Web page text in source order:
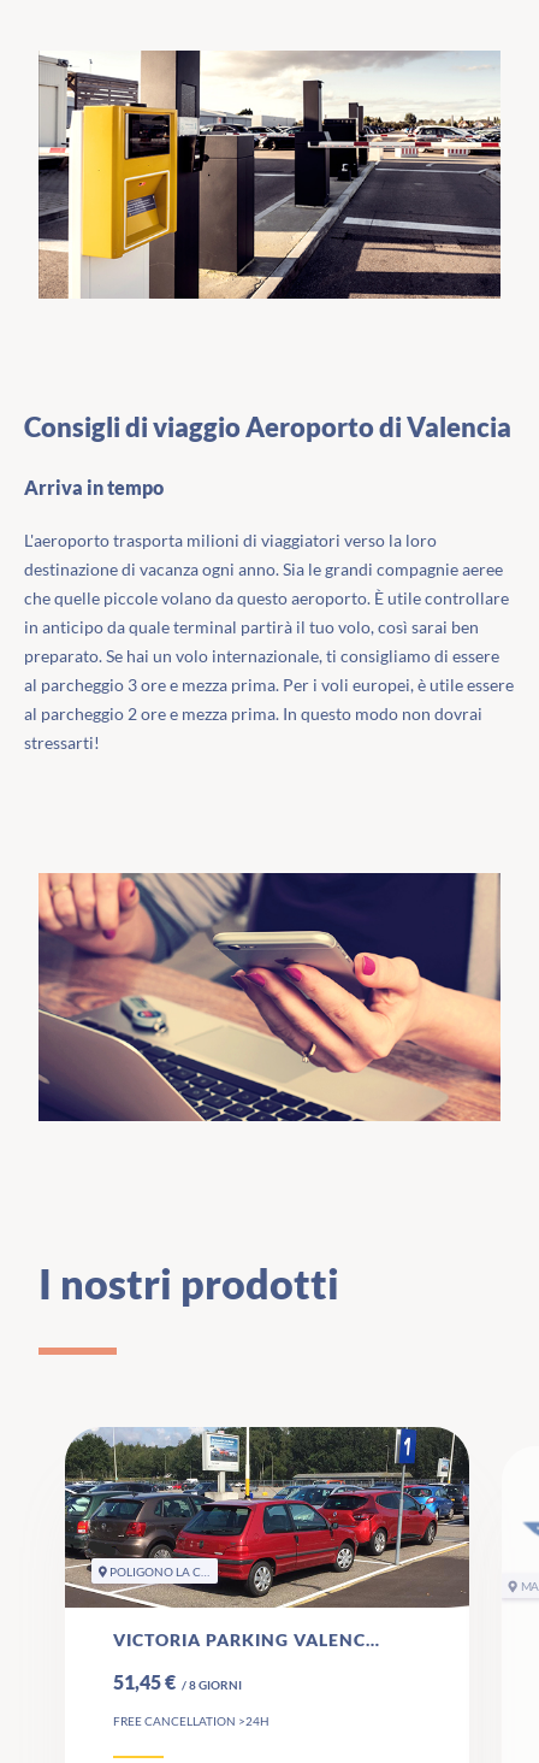
Consigli di viaggio Aeroporto di Valencia
Arriva in tempo
L'aeroporto trasporta milioni di viaggiatori verso la loro
destinazione di vacanza ogni anno. Sia le grandi compagnie aeree
che quelle piccole volano da questo aeroporto. È utile controllare
in anticipo da quale terminal partirà il tuo volo, così sarai ben
preparato. Se hai un volo internazionale, ti consigliamo di essere
al parcheggio 3 ore e mezza prima. Per i voli europei, è utile essere
al parcheggio 2 ore e mezza prima. In questo modo non dovrai
stressarti!
I nostri prodotti
VICTORIA PARKING VALENCIA
51,45 € /8GIORNI
FREE CANCELLATION >24H